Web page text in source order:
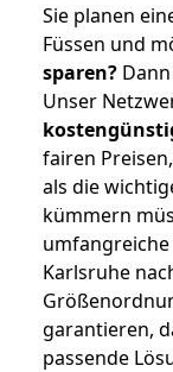
Sie planen
Füssen und
sparen?
Unser
fairen
als die
kümmern
Karlsruhe
garantieren,
passende